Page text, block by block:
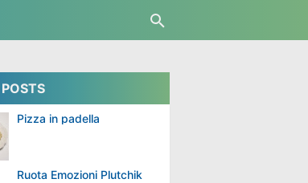
Pizza in padella
Ruota Emozioni Plutchik